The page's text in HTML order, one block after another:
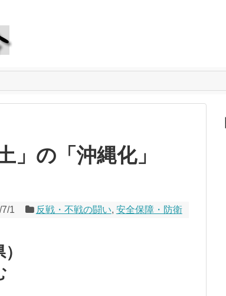
」の「沖縄化」
1 反戦・不戦の闘い, 安全保障・防衛